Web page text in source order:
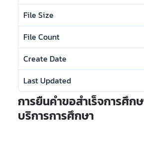
File Size
File Count
Create Date
Last Updated
การยืนคำขอสำเร็จการศึก
บริการการศึกษา